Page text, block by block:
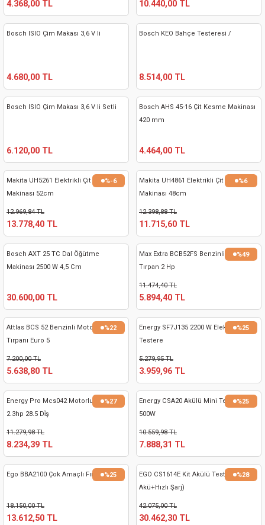
Mak.
Mak.
4.368,00 TL 10.440,00 TL
Bosch ISIO Çim Makası 3,6 V li
4.680,00 TL
Bosch KEO Bahçe Testeresi /
8.514,00 TL
Bosch ISIO Çim Makası 3,6 V li Setli
6.120,00 TL
Bosch AHS 45-16 Çit Kesme Makinası
420 mm
4.464,00 TL
%-6
Makita UH5261 Elektrikli Çit Budama
Makinası 52cm
12.969,84 TL
13.778,40 TL
%6
Makita UH4861 Elektrikli Çit Budama
Makinası 48cm
12.398,88 TL
11.715,60 TL
Bosch AXT 25 TC Dal Öğütme
Makinası 2500 W 4,5 Cm
30.600,00 TL
%49
Max Extra BCB52FS Benzinli Sırt
Tırpan 2 Hp
11.474,40 TL
5.894,40 TL
%22
Attlas BCS 52 Benzinli Motor Sırt
Tırpanı Euro 5
7.200,00 TL
5.638,80 TL
%25
Energy SF7J135 2200 W Elektrikli
Testere
5.279,95 TL
3.959,96 TL
%27
Energy Pro Mcs042 Motorlu Testere
2.3hp 28.5 Di̇ş
11.279,98 TL
8.234,39 TL
%25
Energy CSA20 Akülü Mini Testere
500W
10.559,98 TL
7.888,31 TL
%25
Ego BBA2100 Çok Amaçlı Fırça Aparatı
18.150,00 TL
13.612,50 TL
%28
EGO CS1614E Kit Akülü Testere (5 Ah
Akü+Hızlı Şarj)
42.075,00 TL
30.462,30 TL